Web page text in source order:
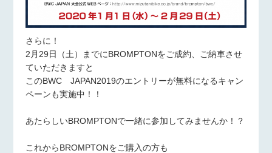
さらに！
2月29日（土）までにBROMPTONをご成約、ご納車させ
ていただきますと
このBWC JAPAN2019のエントリーが無料になるキャン
ペーンも実施中！！
あたらしいBROMPTONで一緒に参加してみませんか！？
これからBROMPTONをご購入の方も